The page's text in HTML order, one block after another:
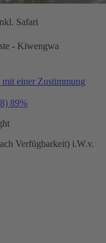
Safari
- Kiwengwa
einer Zustimmung
89%
Verfügbarkeit) i.W.v.